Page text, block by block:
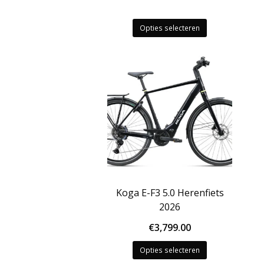
Opties selecteren
Dit
variaties.
optie
kan
gekozen
worden
op
de
productpagina
Koga E-F3 5.0 Herenfiets
2026
€3,799.00
Opties selecteren
Dit